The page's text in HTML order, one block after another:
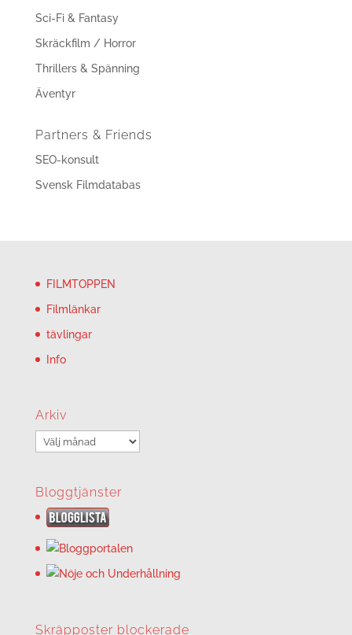
Sci-Fi & Fantasy
Skräckfilm / Horror
Thrillers & Spänning
Äventyr
Partners & Friends
SEO-konsult
Svensk Filmdatabas
FILMTOPPEN
Filmlänkar
tävlingar
Info
Arkiv
Arkiv
Bloggtjänster
Skräpposter blockerade